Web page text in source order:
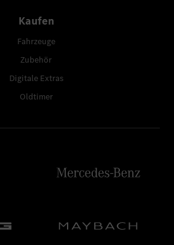
Kaufen
Fahrzeuge
Zubehör
Digitale Extras
Oldtimer